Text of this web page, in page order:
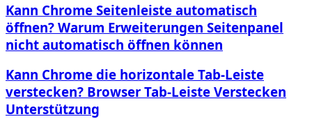
Kann Chrome Seitenleiste automatisch
öffnen? Warum Erweiterungen Seitenpanel
nicht automatisch öffnen können
Kann Chrome die horizontale Tab-Leiste
verstecken? Browser Tab-Leiste Verstecken
Unterstützung